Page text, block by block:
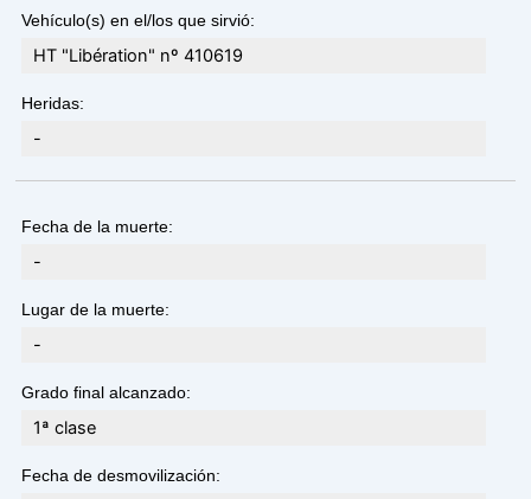
Vehículo(s) en el/los que sirvió:
HT "Libération" nº 410619
Heridas:
-
Fecha de la muerte:
-
Lugar de la muerte:
-
Grado final alcanzado:
1ª clase
Fecha de desmovilización: